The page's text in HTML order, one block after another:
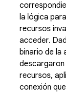
la lógica
recursos
acceder.
binario de la
recursos,
conexión